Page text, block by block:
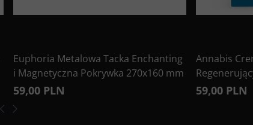
Euphoria Metalowa Tacka Enchanting
i Magnetyczna Pokrywka 270x160 mm
59,00 PLN
Annabis
59,00 PLN